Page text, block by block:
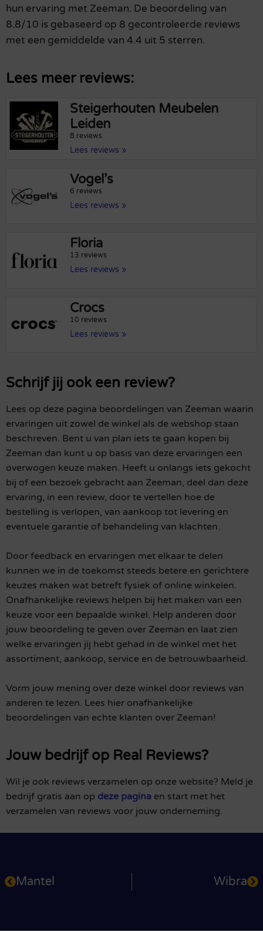
hun ervaring met Zeeman. De beoordeling van
8.8/10 is gebaseerd op 8 gecontroleerde reviews
met een gemiddelde van 4.4 uit 5 sterren.
Lees meer reviews:
Steigerhouten Meubelen
Leiden
8 reviews
Lees reviews »
Vogel’s
6 reviews
Lees reviews »
Floria
13 reviews
Lees reviews »
Crocs
10 reviews
Lees reviews »
Schrijf jij ook een review?
Lees op deze pagina beoordelingen van Zeeman waarin
ervaringen uit zowel de winkel als de webshop staan
beschreven. Bent u van plan iets te gaan kopen bij
Zeeman dan kunt u op basis van deze ervaringen een
overwogen keuze maken. Heeft u onlangs iets gekocht
bij of een bezoek gebracht aan Zeeman, deel dan deze
ervaring, in een review, door te vertellen hoe de
bestelling is verlopen, van aankoop tot levering en
eventuele garantie of behandeling van klachten.
Door feedback en ervaringen met elkaar te delen
kunnen we in de toekomst steeds betere en gerichtere
keuzes maken wat betreft fysiek of online winkelen.
Onafhankelijke reviews helpen bij het maken van een
keuze voor een bepaalde winkel. Help anderen door
jouw beoordeling te geven over Zeeman en laat zien
welke ervaringen jij hebt gehad in de winkel met het
assortiment, aankoop, service en de betrouwbaarheid.
Vorm jouw mening over deze winkel door reviews van
anderen te lezen. Lees hier onafhankelijke
beoordelingen van echte klanten over Zeeman!
Jouw bedrijf op Real Reviews?
Wil je ook reviews verzamelen op onze website? Meld je
bedrijf gratis aan op deze pagina en start met het
verzamelen van reviews voor jouw onderneming.
Mantel Wibra